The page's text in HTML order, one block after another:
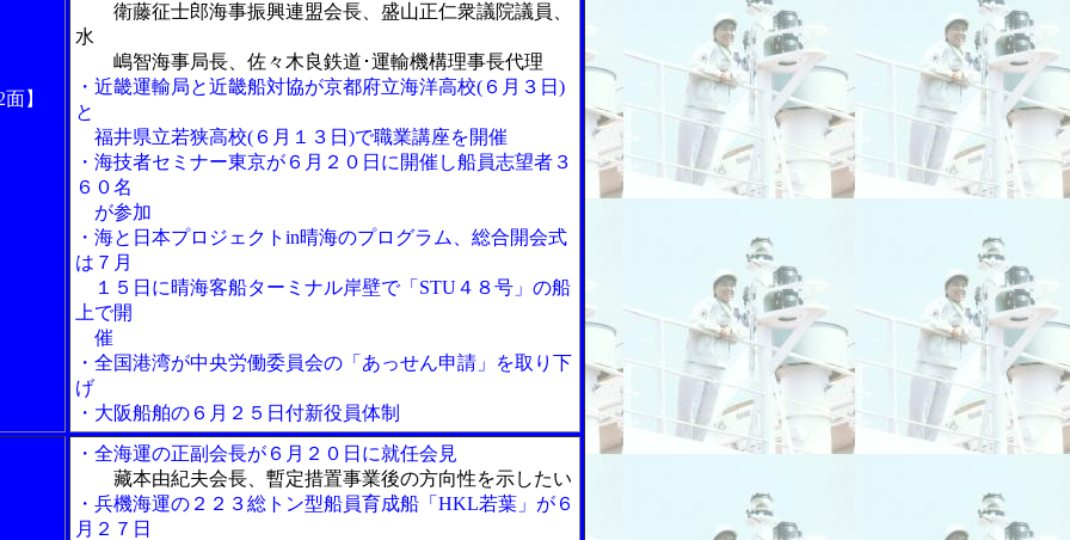
】
衛藤征士郎海事振興連盟会長、盛山正仁衆議院議員、
水
嶋智海事局長、佐々木良鉄道･運輸機構理事長代理
・近畿運輸局と近畿船対協が京都府立海洋高校(６月３日)
と
福井県立若狭高校(６月１３日)で職業講座を開催
・海技者セミナー東京が６月２０日に開催し船員志望者３
６０名
が参加
・海と日本プロジェクトin晴海のプログラム、総合開会式
は７月
１５日に晴海客船ターミナル岸壁で「STU４８号」の船
上で開
催
・全国港湾が中央労働委員会の「あっせん申請」を取り下
げ
・大阪船舶の６月２５日付新役員体制
・全海運の正副会長が６月２０日に就任会見
藏本由紀夫会長、暫定措置事業後の方向性を示したい
・兵機海運の２２３総トン型船員育成船「HKL若葉」が６
月２７日